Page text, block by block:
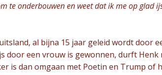
te onderbouwen en weet dat ik me op glad
al bijna 15 jaar geleid wordt door
door een vrouw is gewonnen, durft
is dan omgaan met Poetin en Trump of